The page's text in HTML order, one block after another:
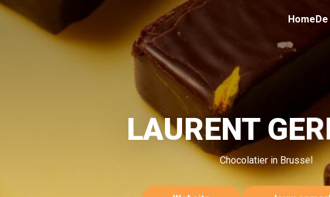
Home
LAURENT
Chocolatier in Brussel